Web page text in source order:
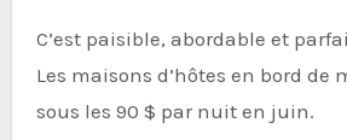
C’est paisible, abordable et
Les maisons d’hôtes en bord de
sous les 90 $ par nuit en juin.